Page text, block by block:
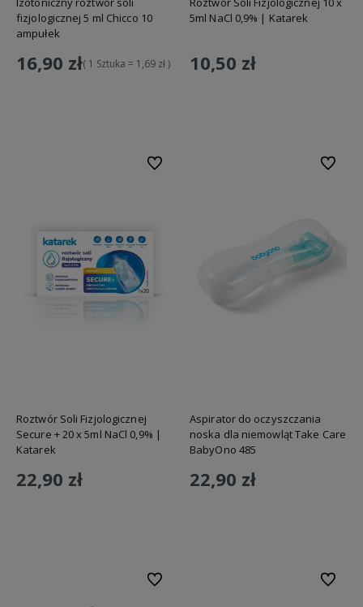
fizjologicznej 5 ml Chicco 10
ampułek
16,90 zł( 1 Sztuka = 1,69 zł )
5ml NaCl 0,9% | Katarek
10,50 zł
Roztwór Soli Fizjologicznej
Secure + 20 x 5ml NaCl 0,9% |
Katarek
22,90 zł
Do ulubionych
Aspirator do oczyszczania
noska dla niemowląt Take Care
BabyOno 485
22,90 zł
Do
Do ulubionych Do